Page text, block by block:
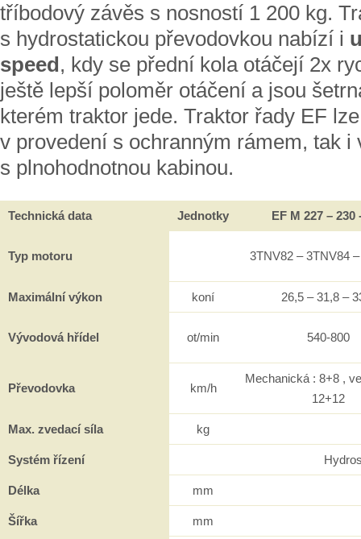
tříbodový závěs s nosností 1 200 kg.
s hydrostatickou převodovkou nabízí i
speed, kdy se přední kola otáčejí 2x
ještě lepší poloměr otáčení a jsou
kterém traktor jede. Traktor řady EF
v provedení s ochranným rámem, tak i
s plnohodnotnou kabinou.
Technická data Jednotky EF M 227 – 230
Typ motoru 3TNV82 – 3TNV84
Maximální výkon koní 26,5 – 31,8 –
Vývodová hřídel ot/min 540-800
Převodovka km/h
Mechanická : 8+8 ,
12+12
Max. zvedací síla kg
Systém řízení
Délka mm
Šířka mm